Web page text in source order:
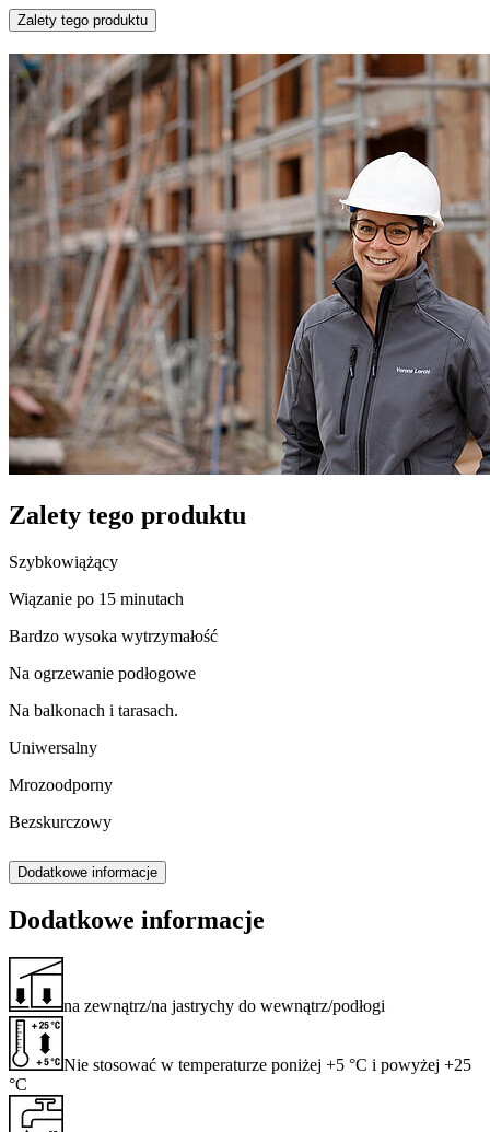
Zalety tego produktu
Zalety tego produktu
Szybkowiążący
Wiązanie po 15 minutach
Bardzo wysoka wytrzymałość
Na ogrzewanie podłogowe
Na balkonach i tarasach.
Uniwersalny
Mrozoodporny
Bezskurczowy
Dodatkowe informacje
Dodatkowe informacje
na zewnątrz/na jastrychy do wewnątrz/podłogi
Nie stosować w temperaturze poniżej +5 °C i powyżej +25
°C